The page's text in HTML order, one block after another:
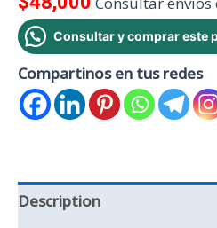
Consultar y comprar este
Compartinos en tus redes
Description